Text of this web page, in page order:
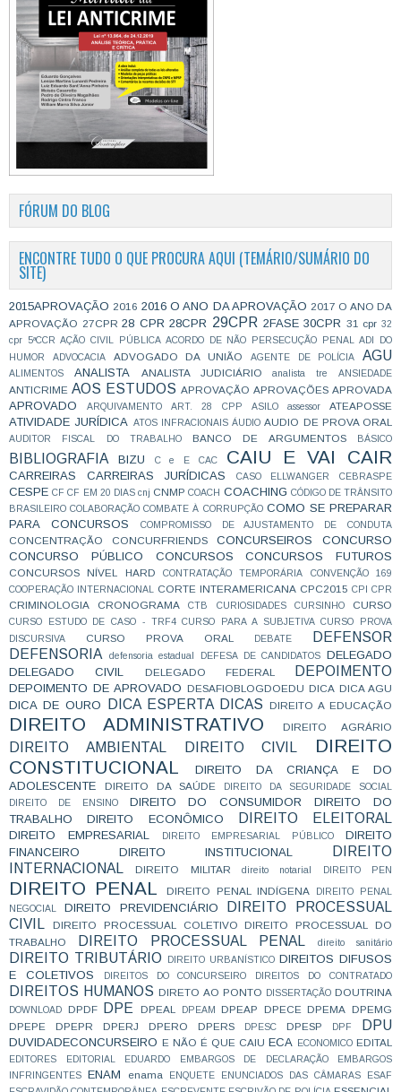
FÓRUM DO BLOG
ENCONTRE TUDO O QUE PROCURA AQUI (TEMÁRIO/SUMÁRIO DO
SITE)
2015APROVAÇÃO 2016 2016 O ANO DA APROVAÇÃO 2017 O ANO DA
APROVAÇÃO 27CPR 28 CPR 28CPR 29CPR 2FASE 30CPR 31 cpr 32
cpr
5ªCCR AÇÃO CIVIL PÚBLICA ACORDO DE NÃO PERSECUÇÃO PENAL
ADI DO
HUMOR
ADVOCACIA ADVOGADO DA UNIÃO AGENTE DE POLÍCIA AGU
ALIMENTOS ANALISTA ANALISTA JUDICIÁRIO analista tre ANSIEDADE
ANTICRIME AOS ESTUDOS APROVAÇÃO APROVAÇÕES APROVADA
APROVADO ARQUIVAMENTO ART. 28 CPP ASILO assessor ATEAPOSSE
ATIVIDADE JURÍDICA ATOS INFRACIONAIS ÁUDIO AUDIO DE PROVA ORAL
AUDITOR FISCAL DO TRABALHO BANCO DE ARGUMENTOS BÁSICO
BIBLIOGRAFIA BIZU C e E CAC CAIU E VAI CAIR
CARREIRAS CARREIRAS JURÍDICAS CASO ELLWANGER CEBRASPE
CESPE CF CF EM 20 DIAS cnj CNMP COACH COACHING CÓDIGO DE TRÂNSITO
BRASILEIRO COLABORAÇÃO COMBATE À CORRUPÇÃO COMO SE PREPARAR
PARA CONCURSOS
COMPROMISSO DE AJUSTAMENTO DE CONDUTA
CONCENTRAÇÃO CONCURFRIENDS CONCURSEIROS
CONCURSO
CONCURSO PÚBLICO
CONCURSOS CONCURSOS FUTUROS
CONCURSOS NÍVEL HARD CONTRATAÇÃO TEMPORÁRIA
CONVENÇÃO 169
COOPERAÇÃO INTERNACIONAL
CORTE INTERAMERICANA CPC2015 CPI CPR
CRIMINOLOGIA CRONOGRAMA CTB CURIOSIDADES CURSINHO CURSO
CURSO ESTUDO DE CASO - TRF4 CURSO PARA A SUBJETIVA
CURSO PROVA
DISCURSIVA
CURSO PROVA ORAL DEBATE
DEFENSOR
DEFENSORIA
defensoria estadual DEFESA DE CANDIDATOS
DELEGADO
DELEGADO CIVIL
DELEGADO FEDERAL DEPOIMENTO
DEPOIMENTO DE APROVADO DESAFIOBLOGDOEDU DICA DICA AGU
DICA DE OURO DICA ESPERTA DICAS DIREITO A EDUCAÇÃO
DIREITO ADMINISTRATIVO DIREITO AGRÁRIO
DIREITO AMBIENTAL DIREITO CIVIL
DIREITO
CONSTITUCIONAL
DIREITO DA CRIANÇA E DO
ADOLESCENTE
DIREITO DA SAÚDE
DIREITO DA SEGURIDADE SOCIAL
DIREITO DE ENSINO
DIREITO DO CONSUMIDOR
DIREITO DO
TRABALHO
DIREITO ECONÔMICO DIREITO ELEITORAL
DIREITO EMPRESARIAL DIREITO EMPRESARIAL PÚBLICO
DIREITO
FINANCEIRO
DIREITO INSTITUCIONAL
DIREITO
INTERNACIONAL
DIREITO MILITAR direito notarial DIREITO PEN
DIREITO PENAL DIREITO PENAL INDÍGENA
DIREITO PENAL
NEGOCIAL
DIREITO PREVIDENCIÁRIO
DIREITO PROCESSUAL
CIVIL
DIREITO PROCESSUAL COLETIVO
DIREITO PROCESSUAL DO
TRABALHO
DIREITO PROCESSUAL PENAL direito sanitário
DIREITO TRIBUTÁRIO DIREITO URBANÍSTICO DIREITOS DIFUSOS
E COLETIVOS
DIREITOS DO CONCURSEIRO DIREITOS DO CONTRATADO
DIREITOS HUMANOS DIRETO AO PONTO DISSERTAÇÃO DOUTRINA
DOWNLOAD DPDF DPE DPEAL DPEAM DPEAP DPECE DPEMA DPEMG
DPEPE
DPEPR DPERJ DPERO DPERS DPESC DPESP DPF DPU
DUVIDADECONCURSEIRO E NÃO É QUE CAIU ECA ECONOMICO EDITAL
EDITORES EDITORIAL EDUARDO EMBARGOS DE DECLARAÇÃO
EMBARGOS
INFRINGENTES
ENAM enama ENQUETE ENUNCIADOS DAS CÂMARAS
ESAF